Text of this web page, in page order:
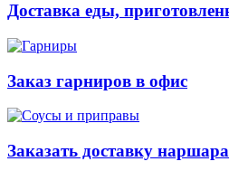
Доставка еды,
Заказ гарниров в офис
Заказать доставку